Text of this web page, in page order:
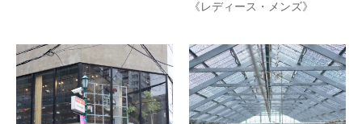
《レディース・メンズ》